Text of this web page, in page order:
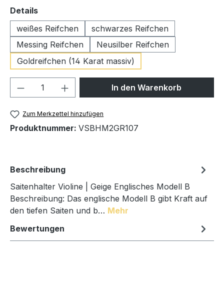
Detailsauswählen
weißes Reifchen
schwarzes Reifchen
Messing Reifchen
Neusilber Reifchen
Goldreifchen (14 Karat massiv)
Produkt Anzahl: Gib denIn den Warenkorb
Zum Merkzettel hinzufügen
Produktnummer: VSBHM2GR107
Beschreibung
Saitenhalter Violine | Geige Englisches Modell B
Beschreibung: Das englische Modell B gibt Kraft auf
den tiefen Saiten und b… Mehr
Bewertungen